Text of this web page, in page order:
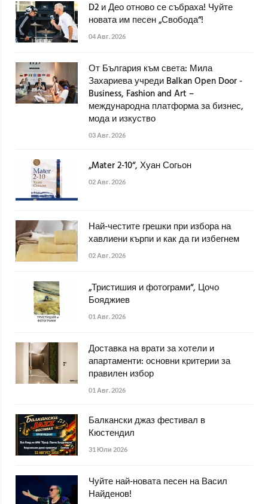
D2 и Део отново се събраха! Чуйте
новата им песен „Свобода“!
04 Авг. 2026
От България към света: Мила
Захариева учреди Balkan Open Door -
Business, Fashion and Art –
международна платформа за бизнес,
мода и изкуство
03 Авг. 2026
„Mater 2-10“, Хуан Согьон
02 Авг. 2026
Най-честите грешки при избора на
хавлиени кърпи и как да ги избегнем
02 Авг. 2026
„Тристишия и фотограми“, Цочо
Бояджиев
01 Авг. 2026
Доставка на врати за хотели и
апартаменти: основни критерии за
правилен избор
01 Авг. 2026
Балкански джаз фестивал в
Кюстендил
31 Юли 2026
Чуйте най-новата песен на Васил
Найденов!